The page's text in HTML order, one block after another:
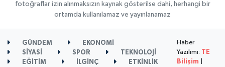
fotoğraflar izin alınmaksızın kaynak gösterilse dahi, herhangi bir
ortamda kullanılamaz ve yayınlanamaz
GÜNDEM
EKONOMİ
SİYASİ
SPOR
TEKNOLOJİ
EĞİTİM
İLGİNÇ ETKİNLİK
Haber
Yazılımı:
TE
Bilişim